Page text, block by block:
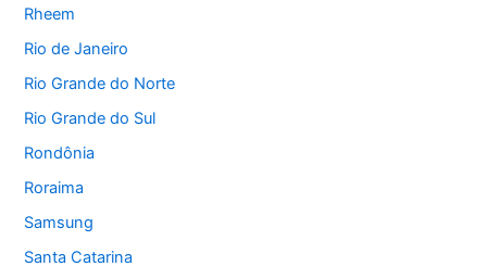
Rheem
Rio de Janeiro
Rio Grande do Norte
Rio Grande do Sul
Rondônia
Roraima
Samsung
Santa Catarina